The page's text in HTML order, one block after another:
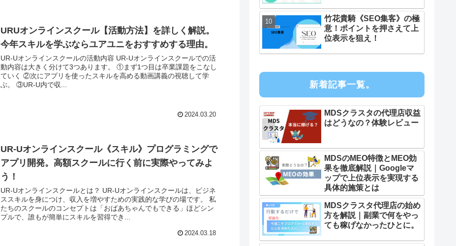
URUオンラインスクール【活動方法】を詳しく解説。
今年スキルを学ぶならユアユニをおすすめする理由。
UR-Uオンラインスクールの活動内容 UR-Uオンラインスクールでの活
動内容は大きく分けて3つあります。 ①まず1つ目は卒業課題をこなし
ていく ②次にアプリを使ったスキルを高める動画講義の視聴して学
ぶ。 ③UR-U内で収...
2024.03.20
UR-Uオンラインスクール《スキル》プログラミングで
アプリ開発。高額スクールに行く前に実際やってみよ
う！
UR-Uオンラインスクールとは？ UR-Uオンラインスクールは、ビジネ
ススキルを身につけ、収入を増やすための実践的な学びの場です。 私
たちのスクールのコンセプトは「おばあちゃんでもできる」ほどシン
プルで、誰もが簡単にスキルを習得でき...
2024.03.18
竹花貴騎《SEO集客》の極
意！ポイントを押さえて上
位表示を狙え！
新着記事一覧。
MDSクラスタの代理店収益
はどうなの？体験レビュー
MDSのMEO特徴とMEO効
果を徹底解説｜Googleマ
ップで上位表示を実現する
具体的施策とは
MDSクラスタ代理店の始め
方を解説｜副業で何をやっ
ても稼げなかったひとに。